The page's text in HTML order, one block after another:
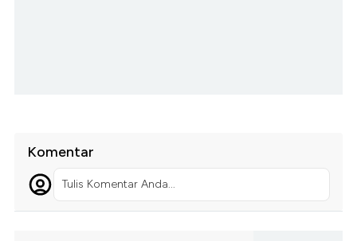
Komentar
Tulis Komentar Anda...